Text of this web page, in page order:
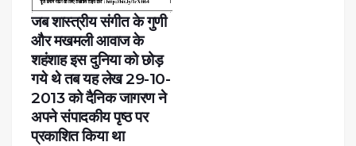
जब शास्त्रीय संगीत के गुणी
और मखमली आवाज के
शहंशाह इस दुनिया को छोड़
गये थे तब यह लेख 29-10-
2013 को दैनिक जागरण ने
अपने संपादकीय पृष्ठ पर
प्रकाशित किया था